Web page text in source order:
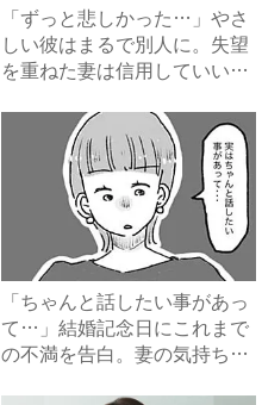
「ずっと悲しかった…」やさ
しい彼はまるで別人に。失望
を重ねた妻は信用していいか
「ちゃんと話したい事があっ
て…」結婚記念日にこれまで
の不満を告白。妻の気持ち